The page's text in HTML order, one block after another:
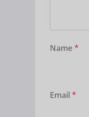
Name*
Email *